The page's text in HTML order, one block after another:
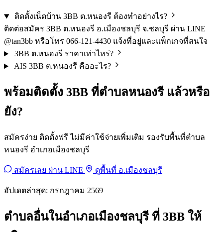
ติดตั้งเน็ตบ้าน 3BB ต.หนองรี ต้องทำอย่างไร?
ติดต่อสมัคร 3BB ต.หนองรี อ.เมืองชลบุรี จ.ชลบุรี ผ่าน LINE
@tan3bb หรือโทร 066-121-4430 แจ้งที่อยู่และแพ็กเกจที่สนใจ
3BB ต.หนองรี ราคาเท่าไหร่?
AIS 3BB ต.หนองรี คืออะไร?
พร้อมติดตั้ง 3BB ที่ตำบลหนองรี แล้วหรือ
ยัง?
สมัครง่าย ติดตั้งฟรี ไม่มีค่าใช้จ่ายเพิ่มเติม รองรับพื้นที่ตำบล
หนองรี อำเภอเมืองชลบุรี
สมัครเลย ผ่าน LINE ดูพื้นที่ อ.เมืองชลบุรี
อัปเดตล่าสุด: กรกฎาคม 2569
ตำบลอื่นในอำเภอเมืองชลบุรี ที่ 3BB ให้